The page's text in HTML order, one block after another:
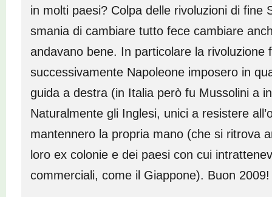
in molti paesi? Colpa delle rivoluzioni di fine
smania di cambiare tutto fece cambiare
andavano bene. In particolare la rivoluzione
successivamente Napoleone imposero in
guida a destra (in Italia però fu Mussolini a
Naturalmente gli Inglesi, unici a resistere
mantennero la propria mano (che si ritrova
loro ex colonie e dei paesi con cui
commerciali, come il Giappone). Buon 2009!